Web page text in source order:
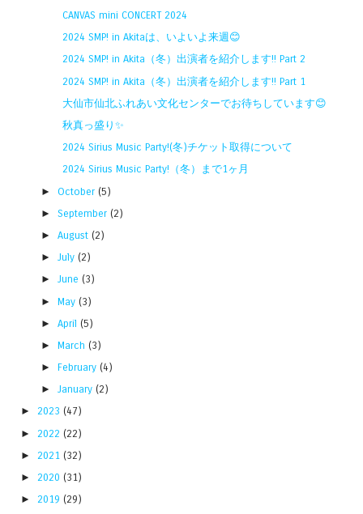
CANVAS mini CONCERT 2024
2024 SMP! in Akitaは、いよいよ来週😊
2024 SMP! in Akita（冬）出演者を紹介します!! Part 2
2024 SMP! in Akita（冬）出演者を紹介します!! Part 1
大仙市仙北ふれあい文化センターでお待ちしています😊
秋真っ盛り✨
2024 Sirius Music Party!(冬)チケット取得について
2024 Sirius Music Party!（冬）まで1ヶ月
►October (5)
►September (2)
►August (2)
►July (2)
►June (3)
►May (3)
►April (5)
►March (3)
►February (4)
►January (2)
► 2023 (47)
► 2022 (22)
► 2021 (32)
► 2020 (31)
► 2019 (29)